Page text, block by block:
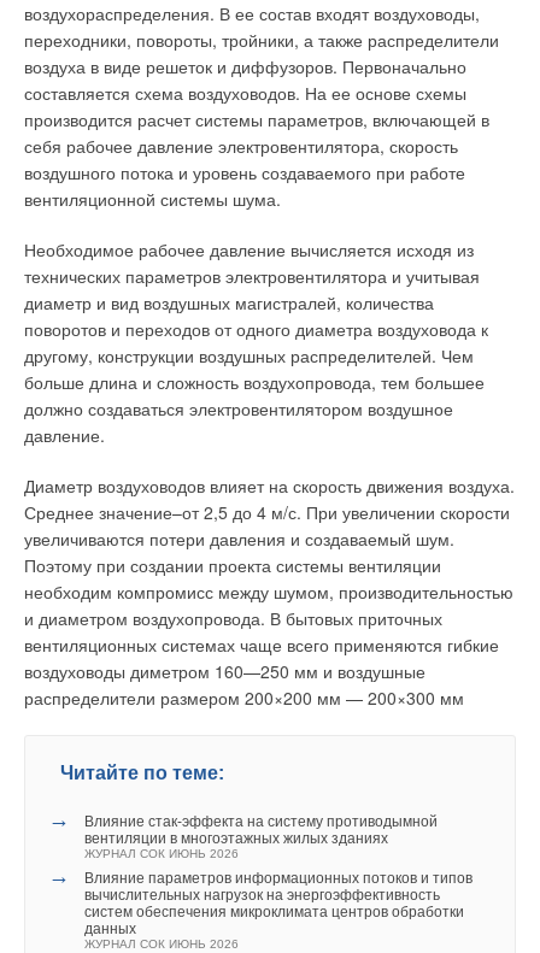
воздухораспределения. В ее состав входят воздуховоды,
переходники, повороты, тройники, а также распределители
воздуха в виде решеток и диффузоров. Первоначально
составляется схема воздуховодов. На ее основе схемы
производится расчет системы параметров, включающей в
себя рабочее давление электровентилятора, скорость
воздушного потока и уровень создаваемого при работе
вентиляционной системы шума.
Необходимое рабочее давление вычисляется исходя из
технических параметров электровентилятора и учитывая
диаметр и вид воздушных магистралей, количества
поворотов и переходов от одного диаметра воздуховода к
другому, конструкции воздушных распределителей. Чем
больше длина и сложность воздухопровода, тем большее
должно создаваться электровентилятором воздушное
давление.
Диаметр воздуховодов влияет на скорость движения воздуха.
Среднее значение–от 2,5 до 4 м/с. При увеличении скорости
увеличиваются потери давления и создаваемый шум.
Поэтому при создании проекта системы вентиляции
необходим компромисс между шумом, производительностью
и диаметром воздухопровода. В бытовых приточных
вентиляционных системах чаще всего применяются гибкие
воздуховоды диметром 160—250 мм и воздушные
распределители размером 200×200 мм — 200×300 мм
Читайте по теме:
→
Влияние стак‑эффекта на систему противодымной
вентиляции в многоэтажных жилых зданиях
ЖУРНАЛ СОК ИЮНЬ 2026
→
Влияние параметров информационных потоков и типов
вычислительных нагрузок на энергоэффективность
систем обеспечения микроклимата центров обработки
данных
ЖУРНАЛ СОК ИЮНЬ 2026